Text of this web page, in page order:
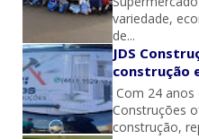
variedade,
de...
JDS
construção
Com 24 anos
Construções
construção,